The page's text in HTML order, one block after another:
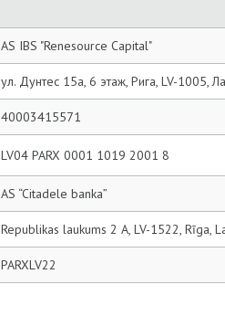
AS IBS "Renesource Capital"
ул. Дунтес 15а, 6 этаж, Рига, LV-1005,
40003415571
LV04 PARX 0001 1019 2001 8
AS “Citadele banka”
Republikas laukums 2 A, LV-1522, Rīga,
PARXLV22